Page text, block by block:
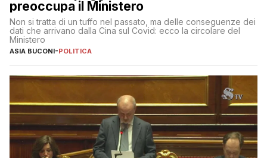
preoccupa il Ministero
Non si tratta di un tuffo nel passato, ma delle conseguenze dei
dati che arrivano dalla Cina sul Covid: ecco la circolare del
Ministero
ASIA BUCONI-POLITICA